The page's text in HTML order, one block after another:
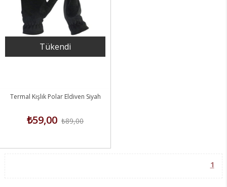
Tükendi
Termal Kışlık Polar Eldiven Siyah
₺59,00 ₺89,00
1